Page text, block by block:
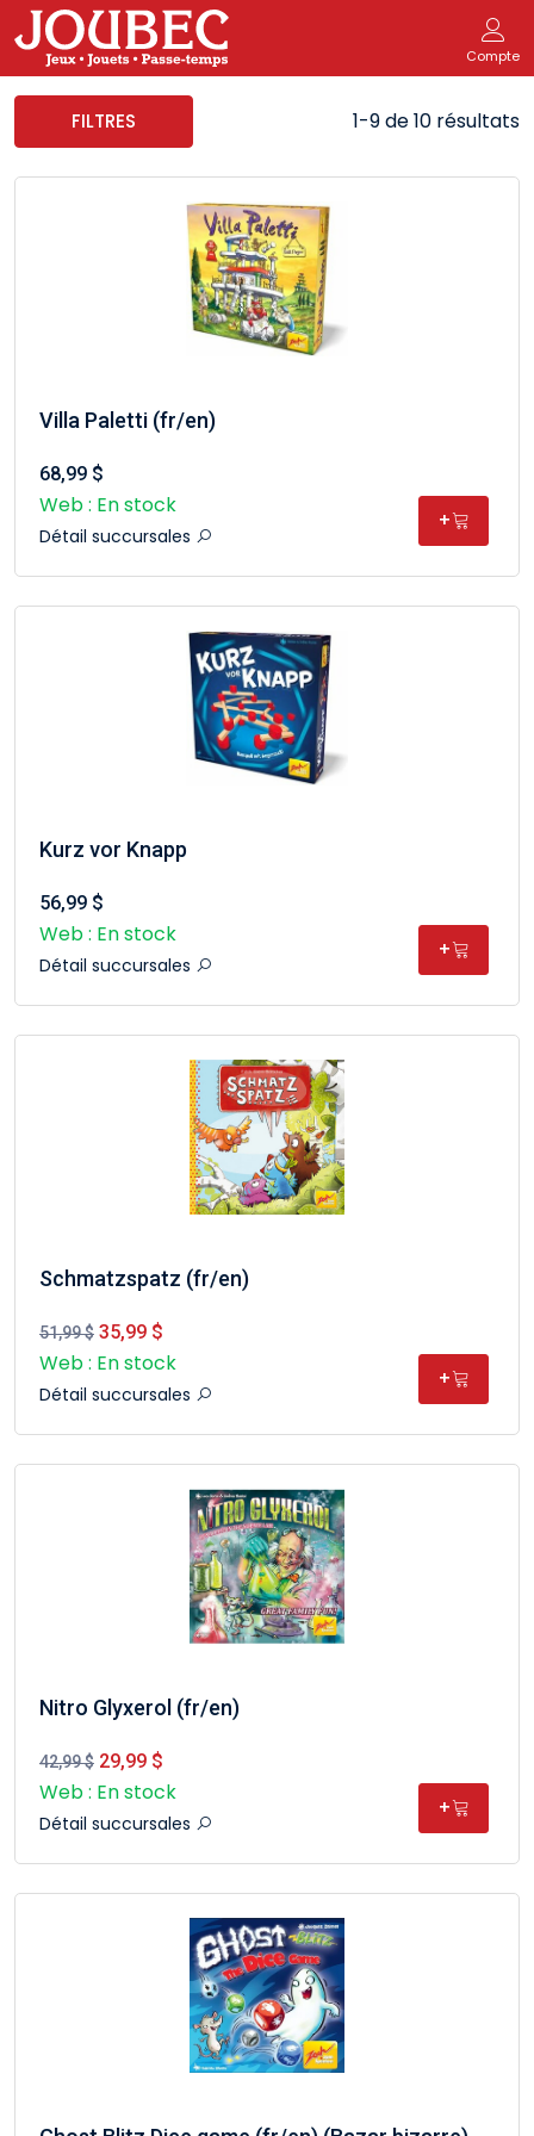
Compte
FILTRES 1-9 de 10 résultats
Villa Paletti (fr/en)
68,99 $
Web : En stock
Détail succursales
+
Kurz vor Knapp
56,99 $
Web : En stock
Détail succursales
+
Schmatzspatz (fr/en)
51,99 $ 35,99 $
Web : En stock
Détail succursales
+
Nitro Glyxerol (fr/en)
42,99 $ 29,99 $
Web : En stock
Détail succursales
+